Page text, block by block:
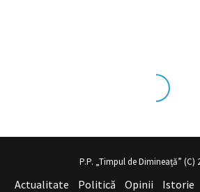
tecrübesinin ve üstsex izleseviye
P.P. „Timpul de Dimineață” (C)
Actualitate Politică Opinii Istorie